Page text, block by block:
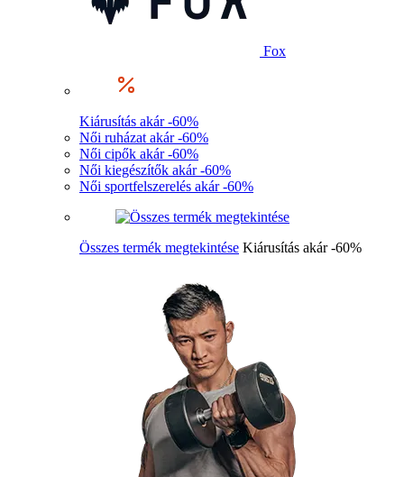
Fox
Kiárusítás akár -60%
Női ruházat akár -60%
Női cipők akár -60%
Női kiegészítők akár -60%
Női sportfelszerelés akár -60%
Összes termék megtekintése Kiárusítás akár -60%